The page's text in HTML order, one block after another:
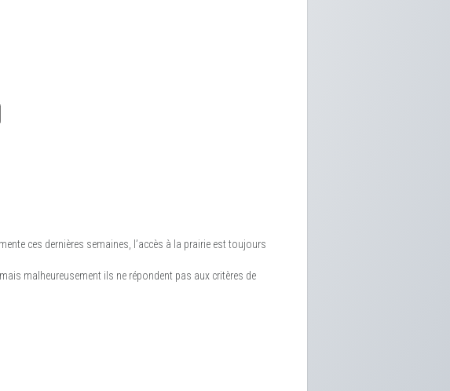
ces dernières semaines, l’accès à la prairie est toujours
malheureusement ils ne répondent pas aux critères de